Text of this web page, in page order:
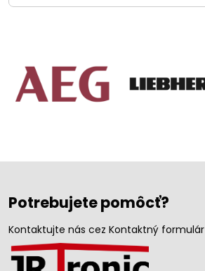
Potrebujete pomôcť?
Kontaktujte nás cez Kontaktný formulár